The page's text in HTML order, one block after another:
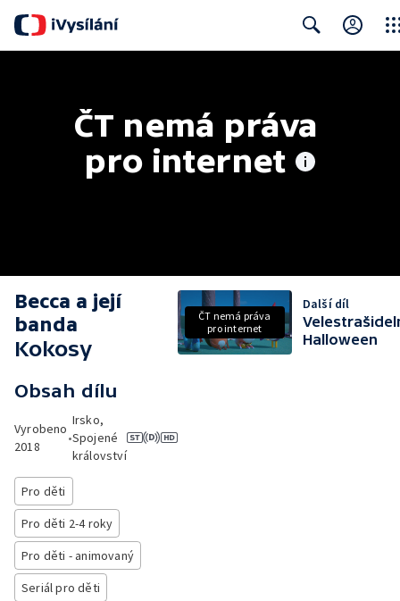
ČT nemá práva
pro internet
Becca a její
banda
Kokosy
Obsah dílu
Vyrobeno
2018
•
Irsko,
Spojené
království
Pro děti
Pro děti 2-4 roky
Pro děti - animovaný
Seriál pro děti
ČT nemá práva
pro internet
Další díl
Halloween